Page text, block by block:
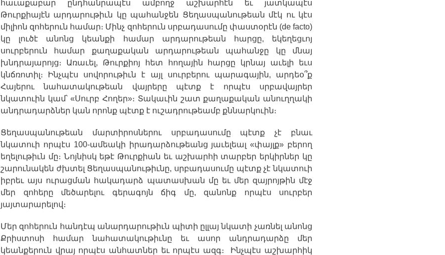
հաւաքաբար
ընդհանրապէս ամբողջ աշխարհէն եւ
յատկապէս
Թուրքիայէն արդարութիւն կը պահանջեն Ցեղասպանութեան մէկ ու կէս
միլիոն զոհերուն համար։ Մինչ զոհերուն սրբադասումը փաստօրէն (de facto)
կը
լուծէ անոնց կեանքի համար արդարութեան հարցը, եկեղեցւոյ
սուրբերուն
համար քաղաքական արդարութեան պահանջը կը
մնայ
խնդրայարոյց։
Առաւել, Թուրքիոյ հետ հողային հարցը կրնայ աւելի
եւս
կնճռոտիլ։
Ինչպէս սովորութիւն է այլ սուրբերու պարագային, արդեօ՞ք
Հայերու
նահատակութեան վայրերը պէտք է որպէս
սրբավայրեր
նկատուին կամ՝«Սուրբ Հողեր»։ Տակաւին շատ քաղաքական անուղղակի
անդրադարձներ կան որոնք պէտք է ուշադրութեամբ քննարկուին։
Ցեղասպանութեան մարտիրոսներու սրբադասումը պէտք չէ
բնաւ
նկատուի որպէս 100-ամեակի իրադարձութեանց յաւելեալ «փայլք» բերող
եղելութիւն մը։ Նոյնիսկ եթէ Թուրքիան եւ աշխարհի տարբեր երկիրներ կը
շարունակեն ժխտել Ցեղասպանութիւնը, սրբադասումը պէտք չէ նկատուի
իբրեւ այս ուրացման հակադարձ պատասխան մը եւ մեր զայրոյթին մէջ
մեր
զոհերը մեծարելու գերագոյն ճիգ մը, զանոնք որպէս
սուրբեր
յայտարարելով։
Մեր զոհերուն հանդէպ անարդարութիւն պիտի ըլլայ նկատի չառնել անոնց
Քրիստոսի
համար նահատակութիւնը եւ ասոր անդրադարձը
մեր
կեանքերուն վրայ որպէս անհատներ եւ որպէս ազգ։ Ինչպէս աշխարհիկ